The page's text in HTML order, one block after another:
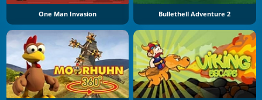
One Man Invasion Bullethell Adventure 2